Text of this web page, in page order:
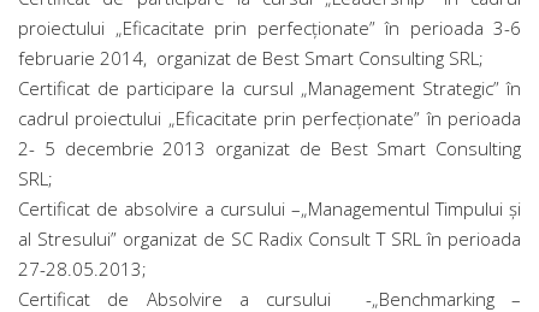
proiectului „Eficacitate prin perfecţionate” în perioada 3-6
februarie 2014, organizat de Best Smart Consulting SRL;
Certificat de participare la cursul „Management Strategic” în
cadrul proiectului „Eficacitate prin perfecţionate” în perioada
2- 5 decembrie 2013 organizat de Best Smart Consulting
SRL;
Certificat de absolvire a cursului –„Managementul Timpului şi
al Stresului” organizat de SC Radix Consult T SRL în perioada
27-28.05.2013;
Certificat de Absolvire a cursului -„Benchmarking –